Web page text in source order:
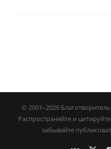
© 2001–2026
Распространяйте и
забывайте